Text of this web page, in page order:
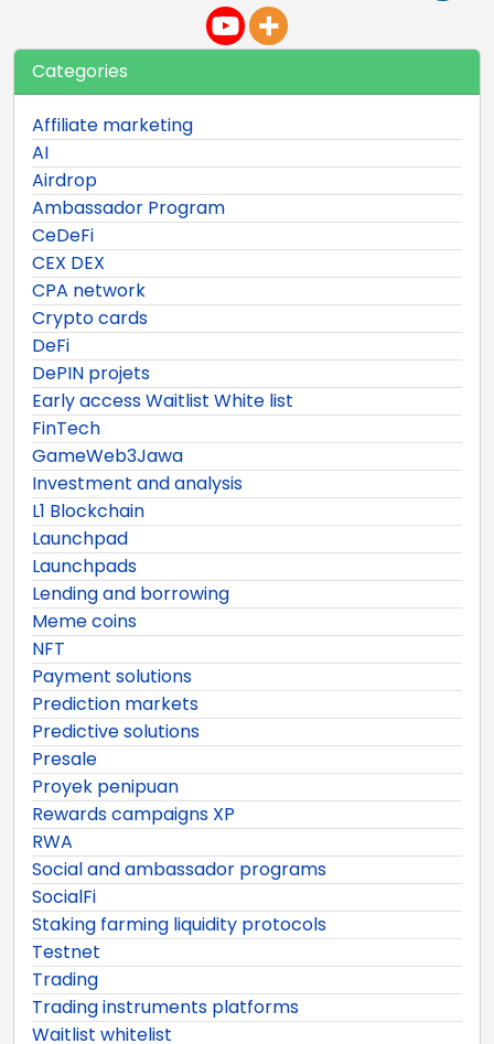
Categories
Affiliate marketing
AI
Airdrop
Ambassador Program
CeDeFi
CEX DEX
CPA network
Crypto cards
DeFi
DePIN projets
Early access Waitlist White list
FinTech
GameWeb3Jawa
Investment and analysis
L1 Blockchain
Launchpad
Launchpads
Lending and borrowing
Meme coins
NFT
Payment solutions
Prediction markets
Predictive solutions
Presale
Proyek penipuan
Rewards campaigns XP
RWA
Social and ambassador programs
SocialFi
Staking farming liquidity protocols
Testnet
Trading
Trading instruments platforms
Waitlist whitelist